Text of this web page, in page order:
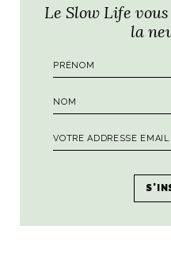
A presto pour le premier
Le Slow Life
la